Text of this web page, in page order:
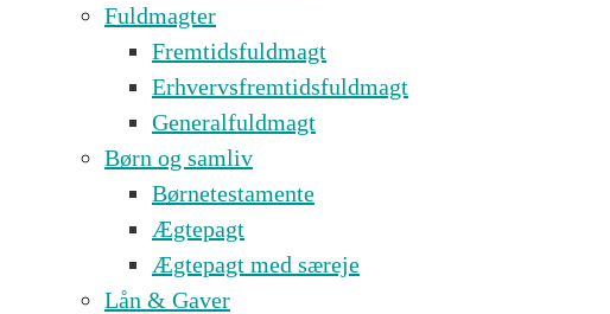
Fuldmagter
Fremtidsfuldmagt
Erhvervsfremtidsfuldmagt
Generalfuldmagt
Børn og samliv
Børnetestamente
Ægtepagt
Ægtepagt med særeje
Lån & Gaver